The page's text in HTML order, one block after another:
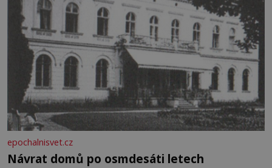
epochalnisvet.cz
Návrat domů po osmdesáti letech